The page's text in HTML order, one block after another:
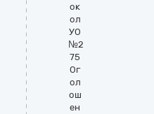
ок
ол
УО
№2
75
Ог
ол
ош
ен